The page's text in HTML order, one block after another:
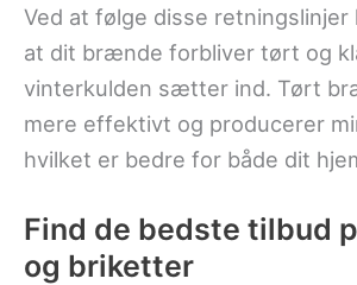
Ved at følge disse retningslinjer
at dit brænde forbliver tørt og
vinterkulden sætter ind. Tørt
mere effektivt og producerer
hvilket er bedre for både dit
Find de bedste tilbud
og briketter